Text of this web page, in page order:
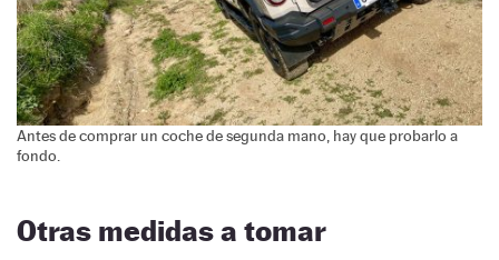
Antes de comprar un coche de segunda mano, hay que probarlo a
fondo.
Otras medidas a tomar